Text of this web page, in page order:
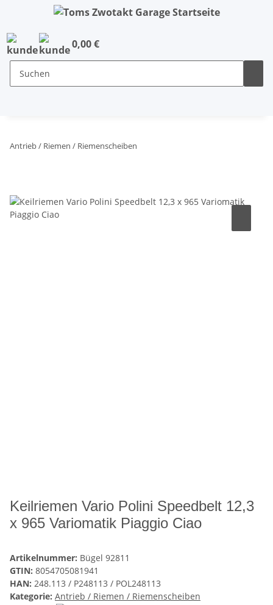
0,00 €
Antrieb / Riemen / Riemenscheiben
Keilriemen Vario Polini Speedbelt 12,3
x 965 Variomatik Piaggio Ciao
Artikelnummer: Bügel 92811
GTIN: 8054705081941
HAN: 248.113 / P248113 / POL248113
Kategorie: Antrieb / Riemen / Riemenscheiben